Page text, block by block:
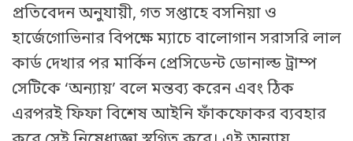
প্রতিবেদন অনুযায়ী, গত সপ্তাহে বসনিয়া ও
হার্জেগোভিনার বিপক্ষে ম্যাচে বালোগান সরাসরি লাল
কার্ড দেখার পর মার্কিন প্রেসিডেন্ট ডোনাল্ড ট্রাম্প
সেটিকে ‘অন্যায়’ বলে মন্তব্য করেন এবং ঠিক
এরপরই ফিফা বিশেষ আইনি ফাঁকফোকর ব্যবহার